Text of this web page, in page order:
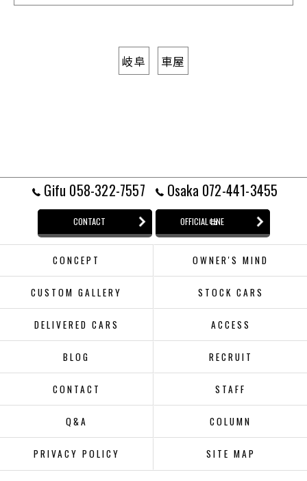
岐阜 車屋
Gifu 058-322-7557 Osaka 072-441-3455
CONTACT OFFICIAL LINE
CONCEPT OWNER'S MIND
CUSTOM GALLERY STOCK CARS
DELIVERED CARS ACCESS
BLOG RECRUIT
CONTACT STAFF
Q&A COLUMN
PRIVACY POLICY SITE MAP